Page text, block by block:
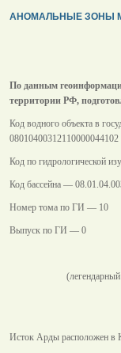
АНОМАЛЬНЫЕ ЗОНЫ
По данным
территории РФ,
Код водного объекта в
08010400312110000044102
Код по гидрологической
Код бассейна —
Номер тома по ГИ — 10
Выпуск по ГИ — 0
(легендарный
Исток Арды расположен в